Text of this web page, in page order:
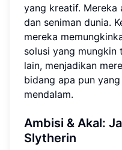
yang kreatif. Mereka
dan seniman dunia.
mereka
solusi yang mungkin
lain, menjadikan
bidang apa pun
mendalam.
Ambisi & Akal:
Slytherin